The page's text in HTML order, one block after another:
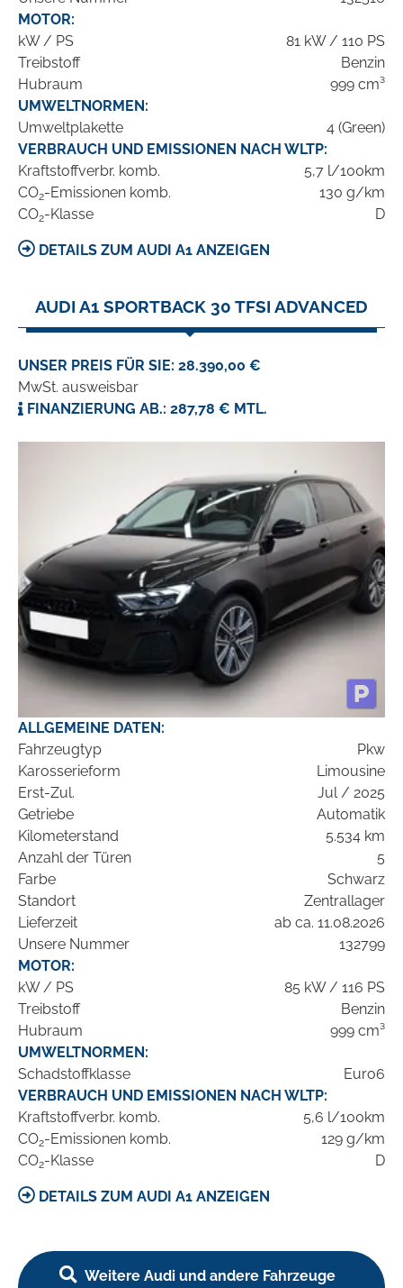
MOTOR:
kW / PS
81 kW / 110 PS
Treibstoff
Benzin
Hubraum
999 cm³
UMWELTNORMEN:
Umweltplakette
4 (Green)
VERBRAUCH UND EMISSIONEN NACH WLTP:
Kraftstoffverbr. komb.
5,7 l/100km
CO2-Emissionen komb.
130 g/km
CO2-Klasse D
DETAILS ZUM AUDI A1 ANZEIGEN
AUDI A1 SPORTBACK 30 TFSI ADVANCED
UNSER PREIS FÜR SIE: 28.390,00 €
MwSt. ausweisbar
FINANZIERUNG AB.: 287,78 € MTL.
ALLGEMEINE DATEN:
Fahrzeugtyp
Pkw
Karosserieform
Limousine
Erst-Zul.
Jul / 2025
Getriebe
Automatik
Kilometerstand
5.534 km
Anzahl der Türen
5
Farbe
Schwarz
Standort
Zentrallager
Lieferzeit
ab ca. 11.08.2026
Unsere Nummer
132799
MOTOR:
kW / PS
85 kW / 116 PS
Treibstoff
Benzin
Hubraum
999 cm³
UMWELTNORMEN:
Schadstoffklasse
Euro6
VERBRAUCH UND EMISSIONEN NACH WLTP:
Kraftstoffverbr. komb.
5,6 l/100km
CO2-Emissionen komb.
129 g/km
CO2-Klasse D
DETAILS ZUM AUDI A1 ANZEIGEN
Weitere Audi und andere Fahrzeuge